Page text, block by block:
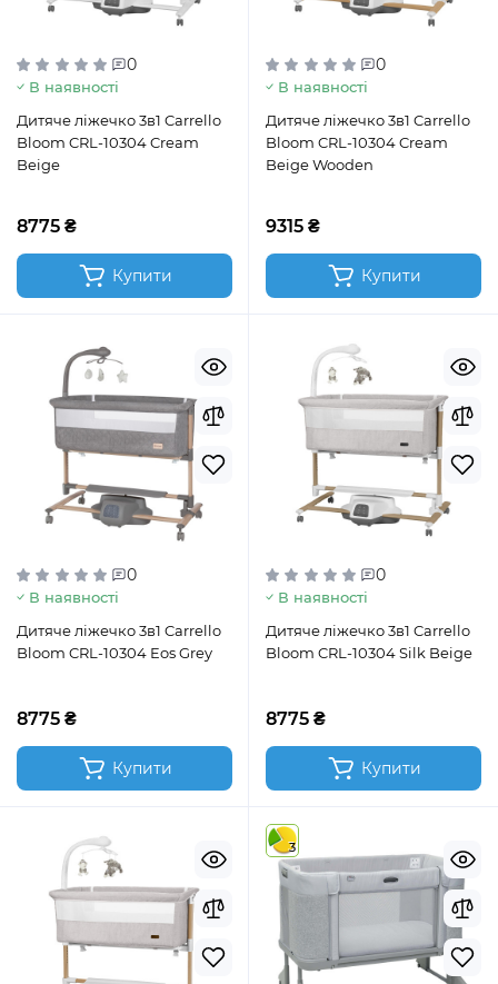
0
В наявності
Дитяче ліжечко 3в1 Carrello
Bloom CRL-10304 Cream
Beige
8775 ₴
Купити
0
В наявності
Дитяче ліжечко 3в1 Carrello
Bloom CRL-10304 Cream
Beige Wooden
9315 ₴
Купити
0
В наявності
Дитяче ліжечко 3в1 Carrello
Bloom CRL-10304 Eos Grey
8775 ₴
Купити
0
В наявності
Дитяче ліжечко 3в1 Carrello
Bloom CRL-10304 Silk Beige
8775 ₴
Купити
3